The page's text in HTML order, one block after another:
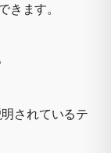
きます。
されているテ